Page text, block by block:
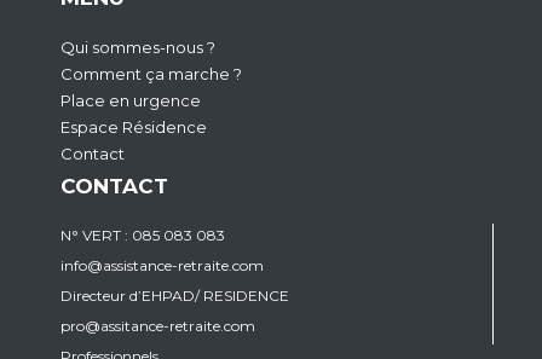
Qui sommes-nous ?
Comment ça marche ?
Place en urgence
Espace Résidence
Contact
CONTACT
N° VERT : 085 083 083
info@assistance-retraite.com
Directeur d’EHPAD/ RESIDENCE
pro@assitance-retraite.com